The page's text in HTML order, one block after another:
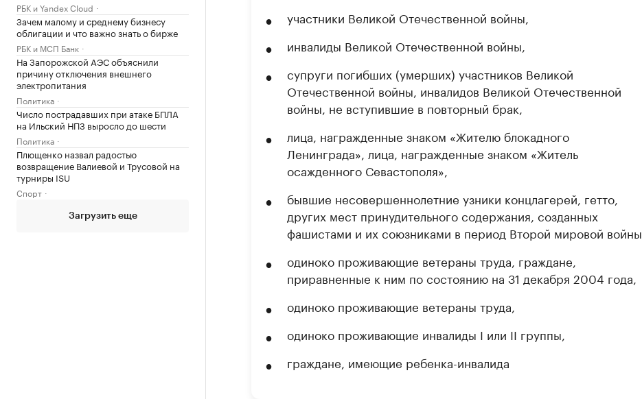
РБК и Yandex Cloud
Зачем малому и среднему бизнесу
облигации и что важно знать о бирже
РБК и МСП Банк
На Запорожской АЭС объяснили
причину отключения внешнего
электропитания
Политика
Число пострадавших при атаке БПЛА
на Ильский НПЗ выросло до шести
Политика
Плющенко назвал радостью
возвращение Валиевой и Трусовой на
турниры ISU
Спорт
Загрузить еще
участники Великой Отечественной войны,
инвалиды Великой Отечественной войны,
супруги погибших (умерших) участников Великой
Отечественной войны, инвалидов Великой Отечественной
войны, не вступившие в повторный брак,
лица, награжденные знаком «Жителю блокадного
Ленинграда», лица, награжденные знаком «Житель
осажденного Севастополя»,
бывшие несовершеннолетние узники концлагерей, гетто,
других мест принудительного содержания, созданных
фашистами и их союзниками в период Второй мировой войны,
одиноко проживающие ветераны труда, граждане,
приравненные к ним по состоянию на 31 декабря 2004 года,
одиноко проживающие ветераны труда,
одиноко проживающие инвалиды I или II группы,
граждане, имеющие ребенка-инвалида